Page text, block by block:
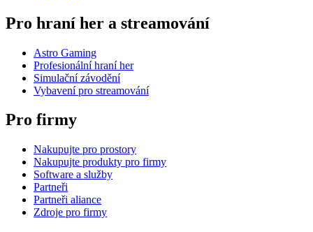
Pro hraní her a streamování
Astro Gaming
Profesionální hraní her
Simulační závodění
Vybavení pro streamování
Pro firmy
Nakupujte pro prostory
Nakupujte produkty pro firmy
Software a služby
Partneři
Partneři aliance
Zdroje pro firmy